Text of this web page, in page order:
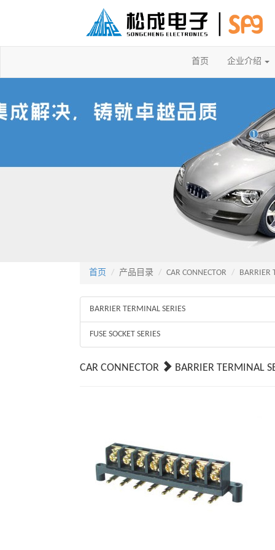
首页 企业介绍
首页 产品目录 CAR CONNECTOR BARRIER
BARRIER TERMINAL SERIES
FUSE SOCKET SERIES
CAR CONNECTOR BARRIER TERMINAL